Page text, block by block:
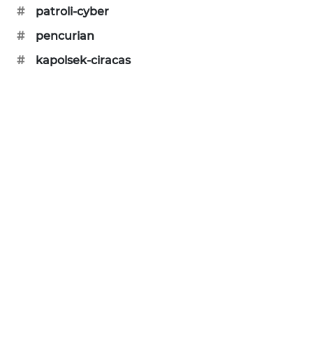
#
patroli-cyber
#
pencurian
#
kapolsek-ciracas
KOPEKLIN
PORTAL
KONSUMEN